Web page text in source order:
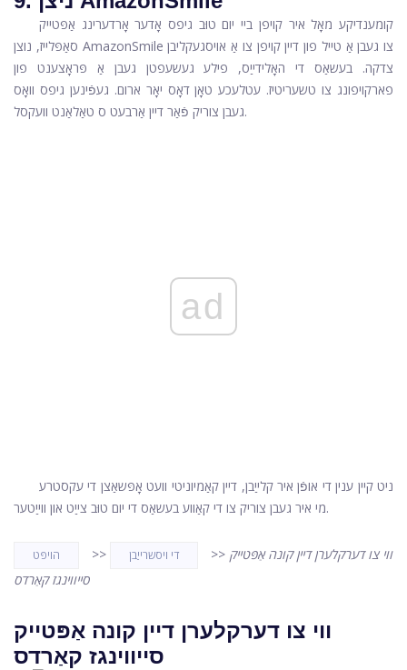
קומענדיקע מאָל איר קויפן ביי יום טוּב גיפס אָדער אָרדערינג אַפּטייק
סאַפּלייז, נוצן AmazonSmile צו געבן אַ טייל פון דיין קויפן צו אַ אויסגעקליבן
צדקה. בעשאַס די האָלידייַס, פילע געשעפטן געבן אַ פּראָצענט פון
פארקויפונג צו טשעריטיז. עטלעכע טאָן דאָס יאָר ארום. געפֿינען גיפס וואָס
געבן צוריק פֿאַר דיין אַרבעט ס טאַלאַנט וועקסל.
ad
ניט קיין ענין די אופֿן איר קלייַבן, דיין קאַמיוניטי וועט אָפּשאַצן די עקסטרע
מי איר געבן צוריק צו די קאַווע בעשאַס די יום טוּב צייַט און ווייַטער.
הויפּט >> די ויסשרייַבן >> ווי צו דערקלערן דיין קונה אַפּטייק
סייווינגז קאַרדס
ווי צו דערקלערן דיין קונה אַפּטייק
סייווינגז קאַרדס